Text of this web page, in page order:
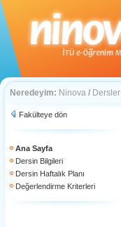
Neredeyim: Ninova / Dersler
Fakülteye dön
Ana Sayfa
Dersin Bilgileri
Dersin Haftalık Planı
Değerlendirme Kriterleri